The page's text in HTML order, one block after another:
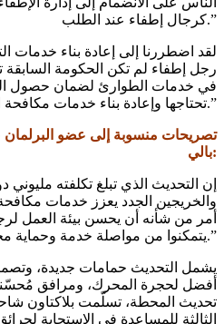
كرجال إطفاء عند الطلب.”
رجل إطفاء لم تكن الحكومة السابقة
في خدمات الطوارئ لضمان حصول
تحتاجها وإعادة بناء خدمات مكافحة الحرائق.”
تصريحات منسوبة إلى عضو البرلمان
بالي:
والخريجين الجدد يعزز خدمات
أمر من شأنه أن يحسن بيئة العمل
يتمكنوا من مواصلة خدمة وحماية مجتمعنا.”
يشمل التحديث حمامات جديدة،
أفضل لحجرة المحرك، ومرافق
تحديث المحطة، تسلّمت بلاكتاون
الثالثة للمساعدة في الاستجابة